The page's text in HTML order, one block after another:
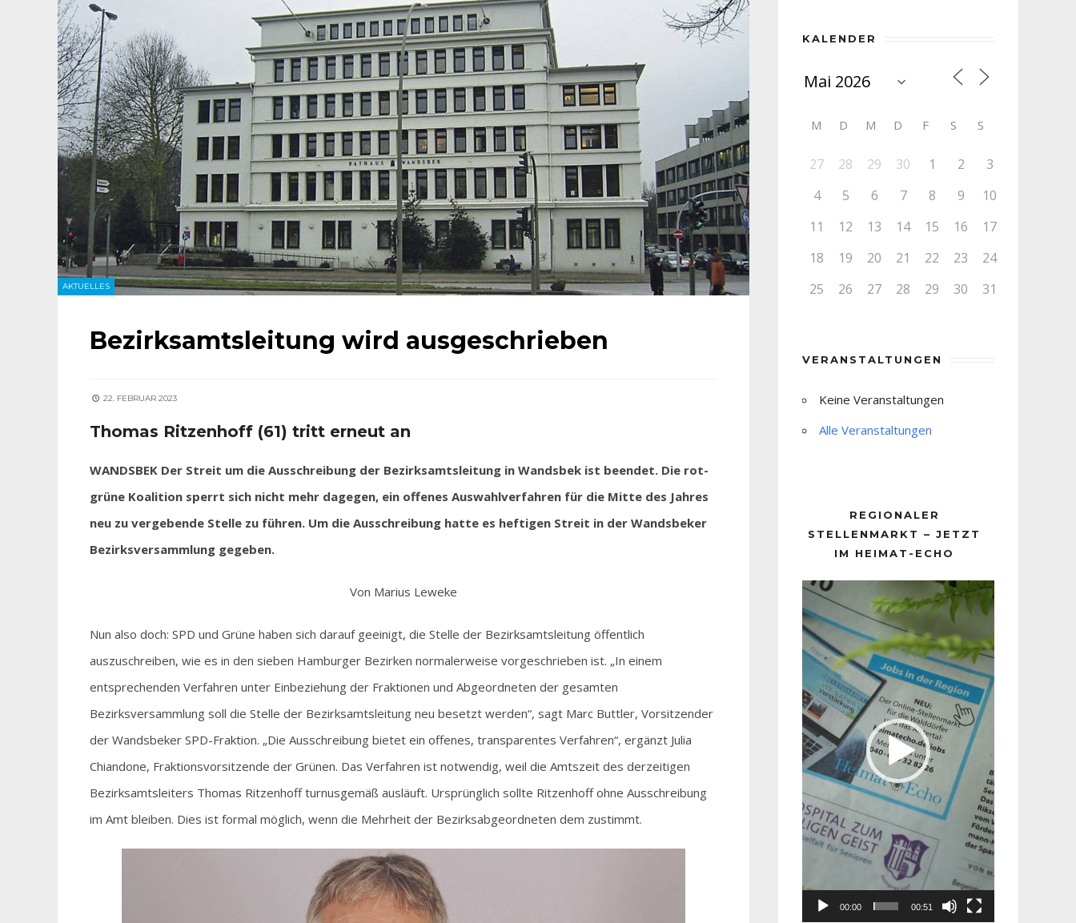
AKTUELLES
Bezirksamtsleitung wird ausgeschrieben
22. FEBRUAR 2023
Thomas Ritzenhoff (61) tritt erneut an
WANDSBEK Der Streit um die Ausschreibung der Bezirksamtsleitung in Wandsbek ist beendet. Die rot-
grüne Koalition sperrt sich nicht mehr dagegen, ein offenes Auswahlverfahren für die Mitte des Jahres
neu zu vergebende Stelle zu führen. Um die Ausschreibung hatte es heftigen Streit in der Wandsbeker
Bezirksversammlung gegeben.
Von Marius Leweke
Nun also doch: SPD und Grüne haben sich darauf geeinigt, die Stelle der Bezirksamtsleitung öffentlich
auszuschreiben, wie es in den sieben Hamburger Bezirken normalerweise vorgeschrieben ist. „In einem
entsprechenden Verfahren unter Einbeziehung der Fraktionen und Abgeordneten der gesamten
Bezirksversammlung soll die Stelle der Bezirksamtsleitung neu besetzt werden“, sagt Marc Buttler, Vorsitzender
der Wandsbeker SPD-Fraktion. „Die Ausschreibung bietet ein offenes, transparentes Verfahren“, ergänzt Julia
Chiandone, Fraktionsvorsitzende der Grünen. Das Verfahren ist notwendig, weil die Amtszeit des derzeitigen
Bezirksamtsleiters Thomas Ritzenhoff turnusgemäß ausläuft. Ursprünglich sollte Ritzenhoff ohne Ausschreibung
im Amt bleiben. Dies ist formal möglich, wenn die Mehrheit der Bezirksabgeordneten dem zustimmt.
KALENDER
M D M D F S S
27 28 29 30 1 2
3
4
5 6 7 8 9
10
11
12 13 14 15 16
17
18
19 20 21 22 23
24
25
26 27 28 29 30 31
VERANSTALTUNGEN
Keine Veranstaltungen
Alle Veranstaltungen
REGIONALER
STELLENMARKT – JETZT
IM HEIMAT-ECHO
Player
00:00 00:51